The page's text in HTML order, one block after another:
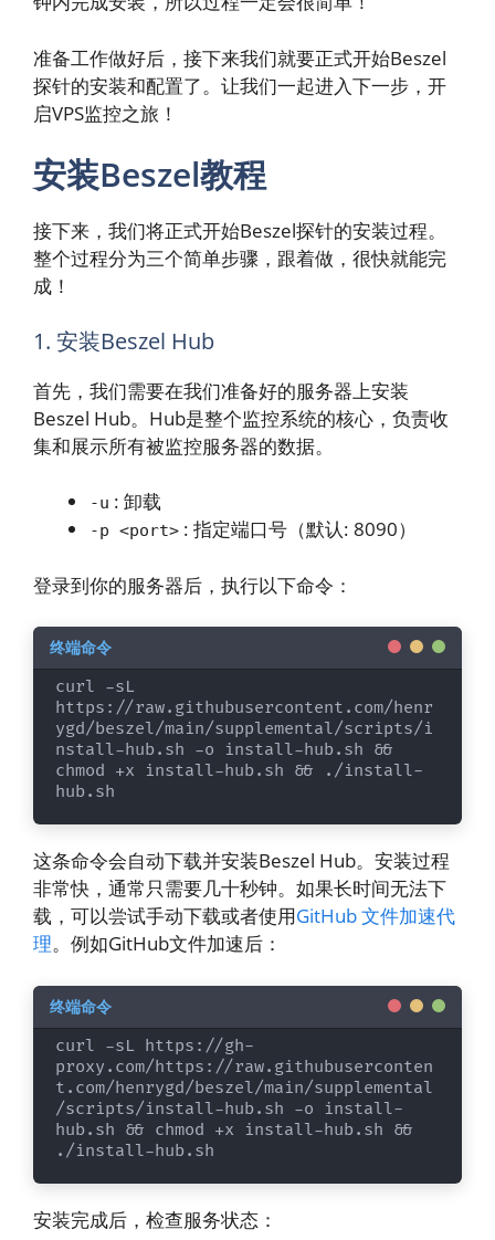
准备工作做好后，接下来我们就要正式开始Beszel
探针的安装和配置了。让我们一起进入下一步，开
启VPS监控之旅！
安装Beszel教程
接下来，我们将正式开始Beszel探针的安装过程。
整个过程分为三个简单步骤，跟着做，很快就能完
成！
1. 安装Beszel Hub
首先，我们需要在我们准备好的服务器上安装
Beszel Hub。Hub是整个监控系统的核心，负责收
集和展示所有被监控服务器的数据。
-u : 卸载
-p <port> : 指定端口号（默认: 8090）
登录到你的服务器后，执行以下命令：
curl -sL
https://raw.githubusercontent.com/henr
ygd/beszel/main/supplemental/scripts/i
nstall-hub.sh -o install-hub.sh &&
chmod +x install-hub.sh && ./install-
hub.sh
这条命令会自动下载并安装Beszel Hub。安装过程
非常快，通常只需要几十秒钟。如果长时间无法下
载，可以尝试手动下载或者使用GitHub 文件加速代
理。例如GitHub文件加速后：
curl -sL https://gh-
proxy.com/https://raw.githubuserconten
t.com/henrygd/beszel/main/supplemental
/scripts/install-hub.sh -o install-
hub.sh && chmod +x install-hub.sh &&
./install-hub.sh
安装完成后，检查服务状态：